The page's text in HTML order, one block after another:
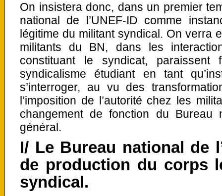
On insistera donc, dans un premier
national de l’UNEF-ID comme
légitime du militant syndical. On verra
militants du BN, dans les
constituant le syndicat, paraissent
syndicalisme étudiant en tant
s’interroger, au vu des
l’imposition de l’autorité chez les
changement de fonction du
général.
I/ Le Bureau national de
de production du corps
syndical.